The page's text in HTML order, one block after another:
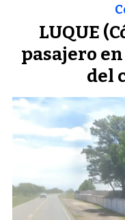
LUQUE
pasajero
del